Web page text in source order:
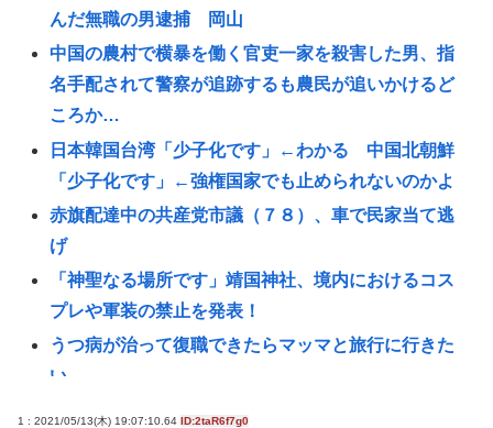
んだ無職の男逮捕 岡山
中国の農村で横暴を働く官吏一家を殺害した男、指
名手配されて警察が追跡するも農民が追いかけるど
ころか…
日本韓国台湾「少子化です」←わかる 中国北朝鮮
「少子化です」←強権国家でも止められないのかよ
赤旗配達中の共産党市議（７８）、車で民家当て逃
げ
「神聖なる場所です」靖国神社、境内におけるコス
プレや軍装の禁止を発表！
うつ病が治って復職できたらマッマと旅行に行きた
い
1 : 2021/05/13(木) 19:07:10.64 ID:2taR6f7g0